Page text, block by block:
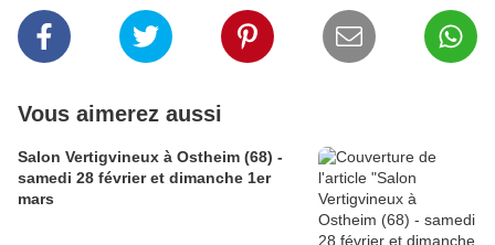
Vous aimerez aussi
Salon Vertigvineux à Ostheim (68) -
samedi 28 février et dimanche 1er
mars